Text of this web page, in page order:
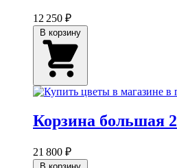
12 250 ₽
Корзина большая 2
21 800 ₽